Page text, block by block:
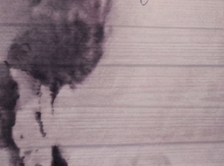
Franchise Başvuru Formu